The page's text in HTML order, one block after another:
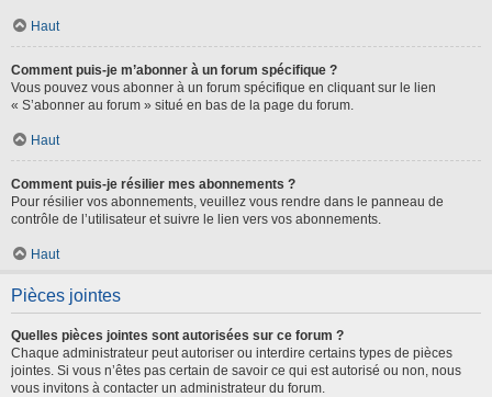
Haut
Comment puis-je m’abonner à un forum spécifique ?
Vous pouvez vous abonner à un forum spécifique en cliquant sur le lien
« S’abonner au forum » situé en bas de la page du forum.
Haut
Comment puis-je résilier mes abonnements ?
Pour résilier vos abonnements, veuillez vous rendre dans le panneau de
contrôle de l’utilisateur et suivre le lien vers vos abonnements.
Haut
Pièces jointes
Quelles pièces jointes sont autorisées sur ce forum ?
Chaque administrateur peut autoriser ou interdire certains types de pièces
jointes. Si vous n’êtes pas certain de savoir ce qui est autorisé ou non, nous
vous invitons à contacter un administrateur du forum.